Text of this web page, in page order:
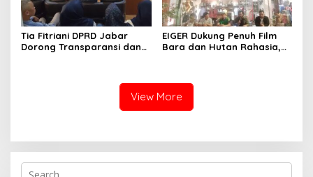
Tia Fitriani DPRD Jabar
Dorong Transparansi dan
EIGER Dukung Penuh Film
Bara dan Hutan Rahasia,
View More
S